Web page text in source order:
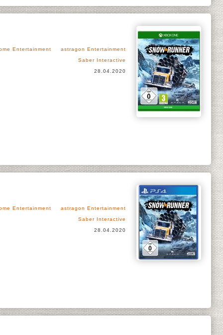
Entertainment
astragon Entertainment
Saber Interactive
28.04.2020
Entertainment
astragon Entertainment
Saber Interactive
28.04.2020